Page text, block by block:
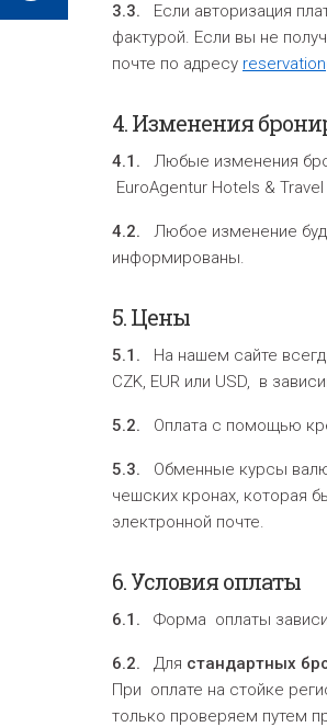
3.3. Если авторизация
фактурой. Если вы не
почте по адресу
4.Изменения
4.1.
Любые изменения
EuroAgentur Hotels &
4.2. Любое изменение
информированы.
5.Цены
5.1. На нашем сайте
CZK, EUR или USD, в
5.2. Оплата с помощью
5.3.
Обменные курсы
чешских кронах, которая
электронной почте.
6.Условия оплаты
6.1. Форма оплаты
6.2. Для стандартных
При оплате на стойке
только проверяем путем